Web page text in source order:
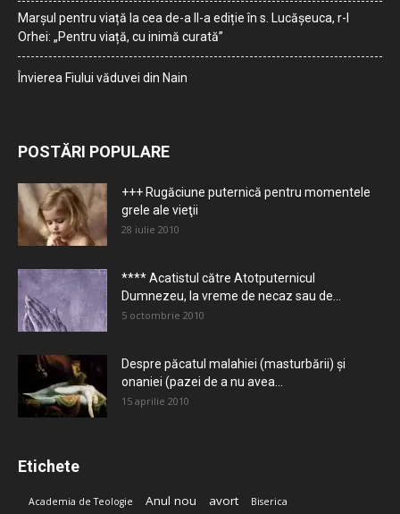
Marșul pentru viață la cea de-a II-a ediție în s. Lucășeuca, r-l
Orhei: „Pentru viață, cu inimă curată”
Învierea Fiului văduvei din Nain
POSTĂRI POPULARE
+++ Rugăciune puternică pentru momentele
grele ale vieţii
28 iulie 2010
**** Acatistul către Atotputernicul
Dumnezeu, la vreme de necaz sau de...
5 octombrie 2010
Despre păcatul malahiei (masturbării) şi
onaniei (pazei de a nu avea...
15 aprilie 2010
Etichete
Academia de Teologie Anul nou avort Biserica